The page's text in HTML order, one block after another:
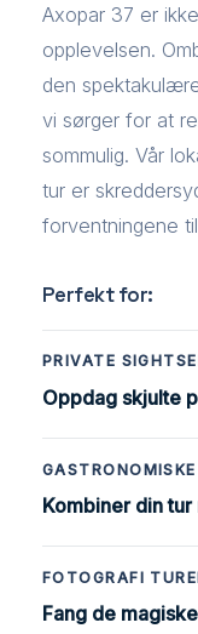
Axopar 37 er
opplevelsen.
den
vi sørger for at
sommulig. Vår
tur er
forventningene
Perfekt for:
PRIVATE
Oppdag skjulte
Kombiner din
FOTOGRAFI
Fang de